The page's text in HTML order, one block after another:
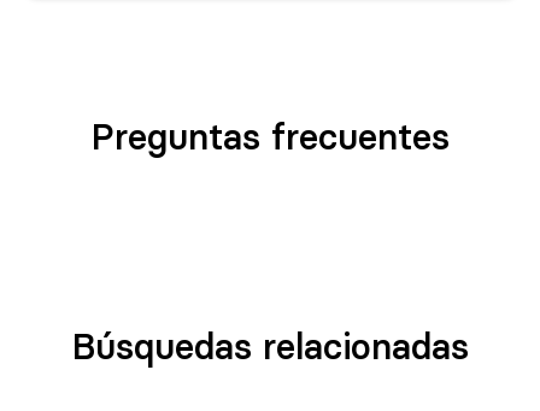
Preguntas frecuentes
Búsquedas relacionadas